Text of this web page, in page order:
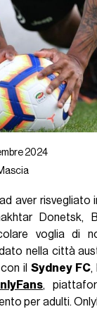
2024
aver risvegliato
Donetsk,
voglia di
nella città
il Sydney FC,
,
per adulti.